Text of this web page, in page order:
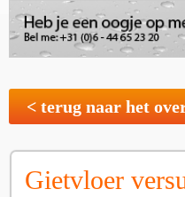
< terug naar het
Gietvloer